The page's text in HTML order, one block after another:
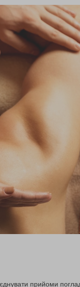
прийоми